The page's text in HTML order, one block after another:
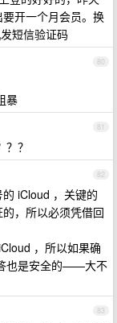
开一个月会员。换
短信验证码
80
暴
81
？
82
iCloud ，关键的
，所以必须凭借回
，所以如果确
也是安全的——大不
83